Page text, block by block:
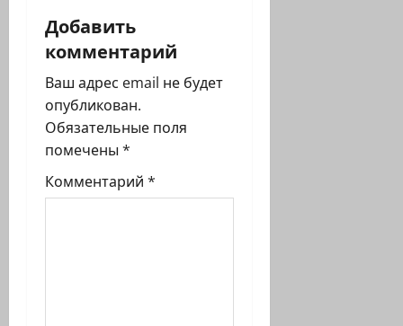
я
з
а
п
и
с
Добавить
комментарий
Ваш адрес email не будет
опубликован.
Обязательные поля
помечены *
Комментарий *